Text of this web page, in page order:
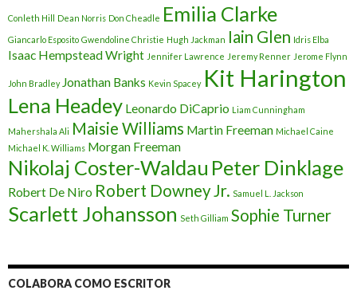
Conleth Hill Dean Norris Don Cheadle Emilia Clarke
Giancarlo Esposito Gwendoline Christie Hugh Jackman Iain Glen Idris Elba
Isaac Hempstead Wright Jennifer Lawrence Jeremy Renner Jerome Flynn
John Bradley Jonathan Banks Kevin Spacey Kit Harington
Lena Headey Leonardo DiCaprio Liam Cunningham
Mahershala Ali Maisie Williams Martin Freeman Michael Caine
Michael K. Williams Morgan Freeman
Nikolaj Coster-Waldau Peter Dinklage
Robert De Niro Robert Downey Jr. Samuel L. Jackson
Scarlett Johansson Seth Gilliam Sophie Turner
COLABORA COMO ESCRITOR